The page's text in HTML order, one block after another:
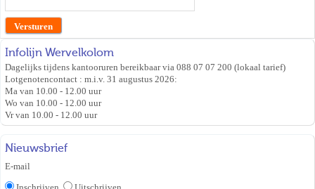
Infolijn Wervelkolom
Dagelijks tijdens kantooruren bereikbaar via 088 07 07 200 (lokaal tarief)
Lotgenotencontact : m.i.v. 31 augustus 2026:
Ma van 10.00 - 12.00 uur
Wo van 10.00 - 12.00 uur
Vr van 10.00 - 12.00 uur
Nieuwsbrief
E-mail